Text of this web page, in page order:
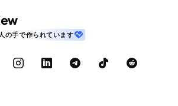
の手で作られています